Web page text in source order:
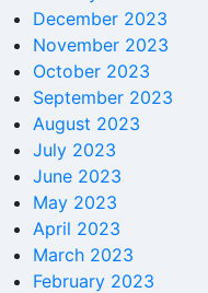
December 2023
November 2023
October 2023
September 2023
August 2023
July 2023
June 2023
May 2023
April 2023
March 2023
February 2023